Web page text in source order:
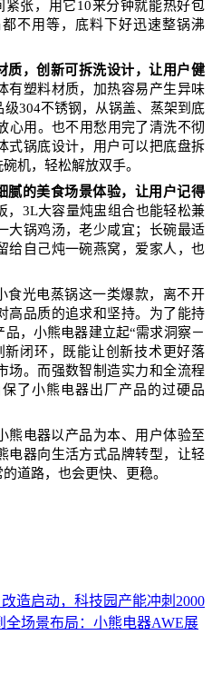
紧张，用它10来分钟就能热好包
不用等，底料下好迅速整锅沸
质，创新可拆洗设计，让用户健
有塑料材质，加热容易产生异味
304不锈钢，从锅盖、蒸架到底
心用。也不用愁用完了清洗不彻
式锅底设计，用户可以把底盘拆
机，轻松解放双手。
腻的美食场景体验，让用户记得
，3L大容量炖盅组合也能轻松兼
大锅鸡汤，老少咸宜；长碗最适
给自己炖一碗燕窝，爱家人，也
食光电蒸锅这一类爆款，离不开
高品质的追求和坚持。为了能持
，小熊电器建立起“需求洞察－
闭环，既能让创新技术更好落
场。而强数智制造实力和全流程
了小熊电器出厂产品的过硬品
熊电器以产品为本、用户体验至
电器向生活方式品牌转型，让轻
道路，也会更快、更稳。
造启动，科技园产能冲刺2000
场景布局：小熊电器AWE展